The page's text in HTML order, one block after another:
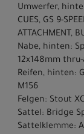
Umwerfer,
CUES, GS 9-
ATTACHMENT,
Nabe, hinten:
12x148mm
Reifen, hinten:
M156
Felgen: Stout
Sattel: Bridge
Sattelklemme: